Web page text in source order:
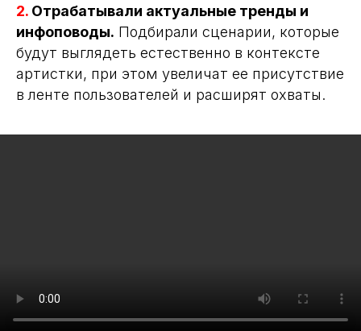
2. Отрабатывали актуальные тренды и
инфоповоды. Подбирали сценарии, которые
будут выглядеть естественно в контексте
артистки, при этом увеличат ее присутствие
в ленте пользователей и расширят охваты.